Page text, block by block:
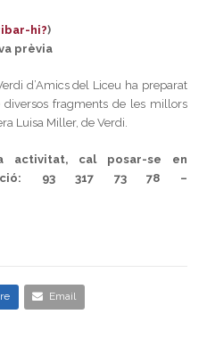
hi?)
prèvia
d’Amics del Liceu ha preparat
fragments de les millors
Luisa Miller, de Verdi.
activitat, cal posar-se en
93 317 73 78 –
Email